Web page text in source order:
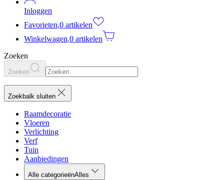
Inloggen
Favorieten,0 artikelen
Winkelwagen,0 artikelen
Zoeken
Zoeken
Zoekbalk sluiten
Raamdecoratie
Vloeren
Verlichting
Verf
Tuin
Aanbiedingen
Alle categorieënAlles